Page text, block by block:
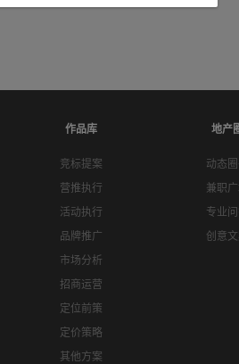
作品库
竞标提案
营推执行
活动执行
品牌推广
市场分析
招商运营
定位前策
定价策略
其他方案
地产
动态
兼职
专业
创意